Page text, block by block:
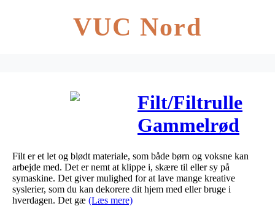
VUC Nord
Filt/Filtrulle
Gammelrød
0,45x5m
Filt er et let og blødt materiale, som både børn og voksne kan
arbejde med. Det er nemt at klippe i, skære til eller sy på
symaskine. Det giver mulighed for at lave mange kreative
syslerier, som du kan dekorere dit hjem med eller bruge i
hverdagen. Det gæ (Læs mere)